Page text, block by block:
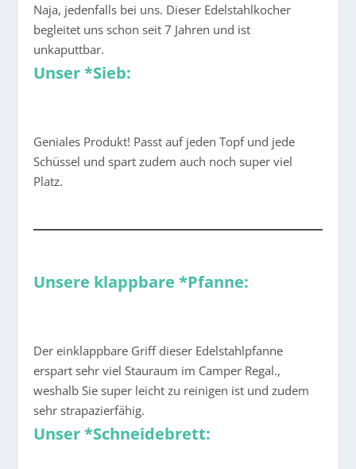
Naja, jedenfalls bei uns. Dieser Edelstahlkocher
begleitet uns schon seit 7 Jahren und ist
unkaputtbar.
Unser *Sieb:
Geniales Produkt! Passt auf jeden Topf und jede
Schüssel und spart zudem auch noch super viel
Platz.
Unsere klappbare *Pfanne:
Der einklappbare Griff dieser Edelstahlpfanne
erspart sehr viel Stauraum im Camper Regal.,
weshalb Sie super leicht zu reinigen ist und zudem
sehr strapazierfähig.
Unser *Schneidebrett: